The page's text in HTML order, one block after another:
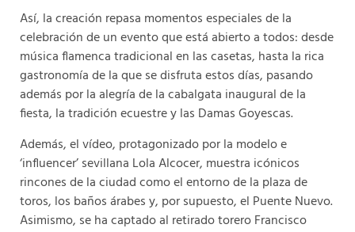
Así, la creación repasa momentos especiales de la
celebración de un evento que está abierto a todos: desde
música flamenca tradicional en las casetas, hasta la rica
gastronomía de la que se disfruta estos días, pasando
además por la alegría de la cabalgata inaugural de la
fiesta, la tradición ecuestre y las Damas Goyescas.
Además, el vídeo, protagonizado por la modelo e
‘influencer’ sevillana Lola Alcocer, muestra icónicos
rincones de la ciudad como el entorno de la plaza de
toros, los baños árabes y, por supuesto, el Puente Nuevo.
Asimismo, se ha captado al retirado torero Francisco